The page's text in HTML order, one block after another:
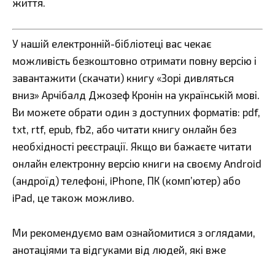
У нашій електронній-бібліотеці вас чекає
можливість безкоштовно отримати повну версію і
завантажити (скачати) книгу «Зорі дивляться
вниз» Арчібалд Джозеф Кронін на українській мові.
Ви можете обрати один з доступних форматів: pdf,
txt, rtf, epub, fb2, або читати книгу онлайн без
необхідності реєстрації. Якщо ви бажаєте читати
онлайн електронну версію книги на своєму Android
(андроїд) телефоні, iPhone, ПК (комп’ютер) або
iPad, це також можливо.
Ми рекомендуємо вам ознайомитися з оглядами,
анотаціями та відгуками від людей, які вже